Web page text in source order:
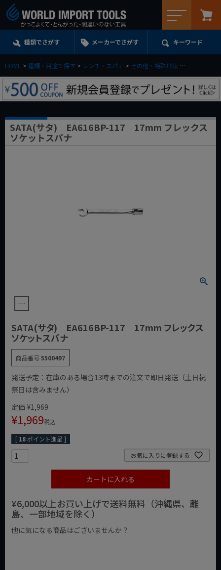
種類でさがす メーカーでさがす キーワード
HOME 種類・用途で探す レンチ・スパナ その他・特殊形状
SATA(サタ) EA616BP-117 17mm フレックス
ソケットスパナ
SATA(サタ) EA616BP-117 17mm フレックス
ソケットスパナ
商品番号5500497
発送予定：在庫のある場合13時までの注文で即日発送（土日祝
祭日は含みません）
定価 ¥1,969
¥1,969税込
[ 18ポイント進呈 ]
お気に入りに登録する
カートに入れる
¥6,000以上お買い上げで送料無料（沖縄県、離
島、一部地域を除く）
他に気になる商品はございませんか？